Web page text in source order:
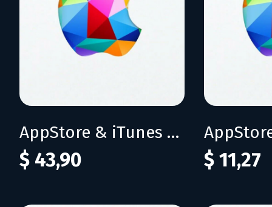
AppStore & iTunes 200 BRL
$ 43,90 $ 11,27